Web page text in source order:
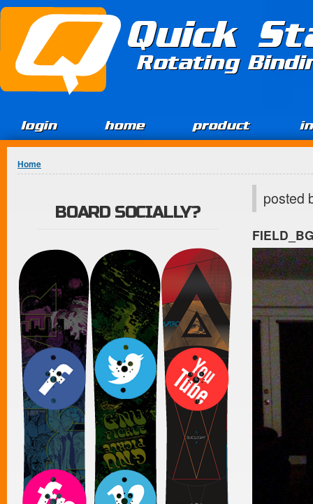
Jump to Content
Quick
Rotating
login home product
You are here
Home
posted
BOARD SOCIALLY?